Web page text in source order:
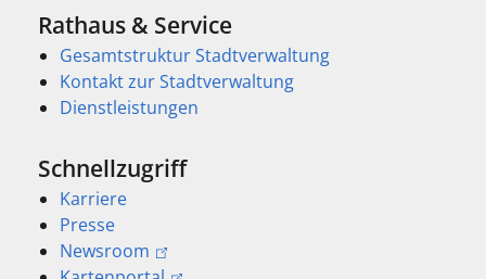
Rathaus & Service
Gesamtstruktur Stadtverwaltung
Kontakt zur Stadtverwaltung
Dienstleistungen
Schnellzugriff
Karriere
Presse
Newsroom